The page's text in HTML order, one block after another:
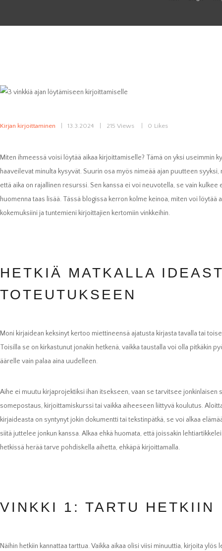
Kirjan kirjoittaminen 13.3.2024 215 Views 0 Likes
Miten ihmeessä voisi löytää aikaa kirjoittamiselle? Tämä on yksi useimmin
haaveilevat minulta kysyvät. Suurin osa myös nimeää ajan puutteen
että aika on rajallinen resurssi. Sen kanssa ei voi neuvotella, se vain kulkee
huomenna taas lisää. Tässä blogissa kerron kolme keinoa, miten voi
kokemuksiini ja tuntemieni kirjoittajien kertomiin vinkkeihin.
HETKIÄ MATKALLA
TOTEUTUKSEEN
Moni kirjaidean keksinyt kertoo miettineensä ajatusta kirjasta tavalla tai
Toisilla se on kirkastunut jonakin hetkenä, vaikka taustalla voi olla pitkäkin
äärelle vain palaa aina uudelleen.
Aihe ei muutu kirjaprojektiksi ihan itsekseen, vaan se tarvitsee jonkinlaisen
somepostaus, kirjoittamiskurssi tai vaikka aiheeseen liittyvä koulutus.
kirjaideasta on syntynyt jokin dokumentti tai tekstinpätkä, se voi alkaa
siitä juttelee jonkun kanssa. Alkaa ehkä huomata, että joissakin
hetkissä herää tarve pohdiskella aihetta, ehkäpä kirjoittamalla.
VINKKI 1: TARTU HETKIIN
Näihin hetkiin kannattaa tarttua. Vaikka aikaa olisi viisi minuuttia, kirjoita